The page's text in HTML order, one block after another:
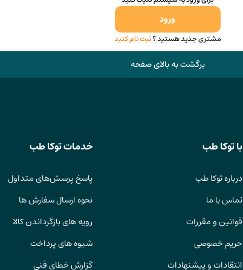
ورود
مشتری جدید هستید ؟ثبت نام کنید
برگشت به بالای صفحه
با توکا طب
درباره توکا طب
تماس با ما
قوانین و مقررات
حریم خصوصی
انتقادات و پیشنهادات
خدمات توکا طب
پاسخ پرسش‌های متداول
نحوه ارسال سفارش ها
رویه های بازگرداندن کالا
شیوه های پرداخت
گزارش خطای فنی